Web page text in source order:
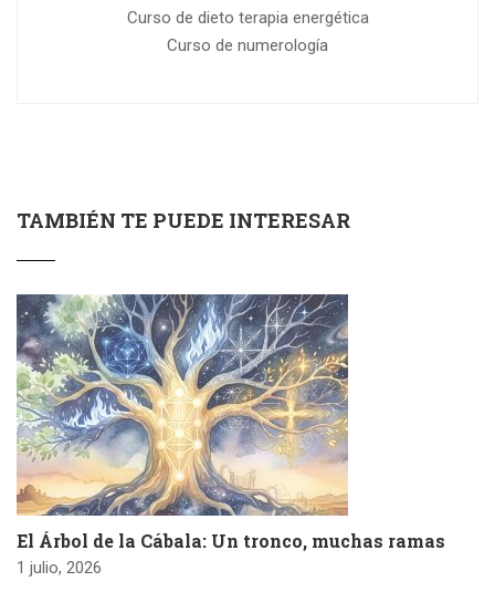
Curso de dieto terapia energética
Curso de numerología
TAMBIÉN TE PUEDE INTERESAR
El Árbol de la Cábala: Un tronco, muchas ramas
1 julio, 2026